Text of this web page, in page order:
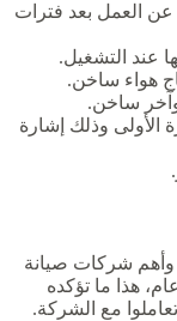
العمل بعد فترات
عند التشغيل.
هواء ساخن.
وآخر ساخن.
الأولى وذلك إشارة
شركات صيانة
هذا ما تؤكده
مع الشركة.